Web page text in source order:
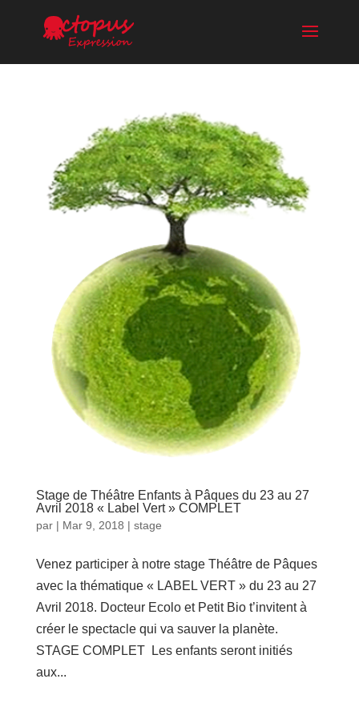
Stage de Théâtre Enfants à Pâques du 23 au 27
Avril 2018 « Label Vert » COMPLET
par | Mar 9, 2018 | stage
Venez participer à notre stage Théâtre de Pâques
avec la thématique « LABEL VERT » du 23 au 27
Avril 2018. Docteur Ecolo et Petit Bio t’invitent à
créer le spectacle qui va sauver la planète.
STAGE COMPLET Les enfants seront initiés
aux...